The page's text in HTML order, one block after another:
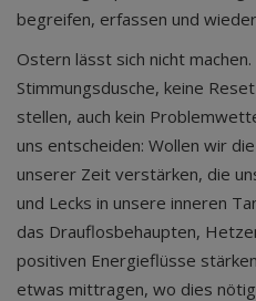
begreifen, erfassen und
Ostern lässt sich nicht
Stimmungsdusche, keine
stellen, auch kein
uns entscheiden: Wollen wir
unserer Zeit verstärken, die
und Lecks in unsere inneren
das Drauflosbehaupten,
positiven Energieflüsse
etwas mittragen, wo dies